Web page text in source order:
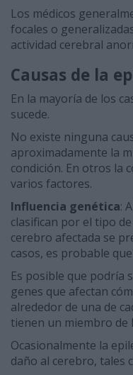
Los médicos
focales o
actividad cerebral
Causas de la
En la mayoría de los
sucede.
No existe ninguna
aproximadamente la
condición. En otros la
varios factores.
Influencia genética:
clasifican por el tipo
cerebro afectada se
casos, es probable
Es posible que podría
genes que afectan
alrededor de una de
tienen un miembro de
Ocasionalmente la
daño al cerebro, tales